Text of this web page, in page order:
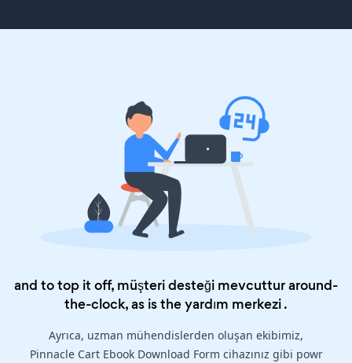
and to top it off, müşteri desteği mevcuttur around-
the-clock, as is theyardım merkezi.
Ayrıca, uzman mühendislerden oluşan ekibimiz,
Pinnacle Cart Ebook Download Form cihazınız gibi powr